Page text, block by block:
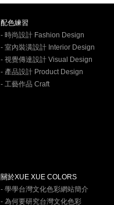
配色練習
- 時尚設計 Fashion Design
- 室內裝潢設計 Interior Design
- 視覺傳達設計 Visual Design
- 產品設計 Product Design
- 工藝作品 Craft
關於XUE XUE COLORS
- 學學台灣文化色彩網站簡介
- 為何要研究台灣文化色彩